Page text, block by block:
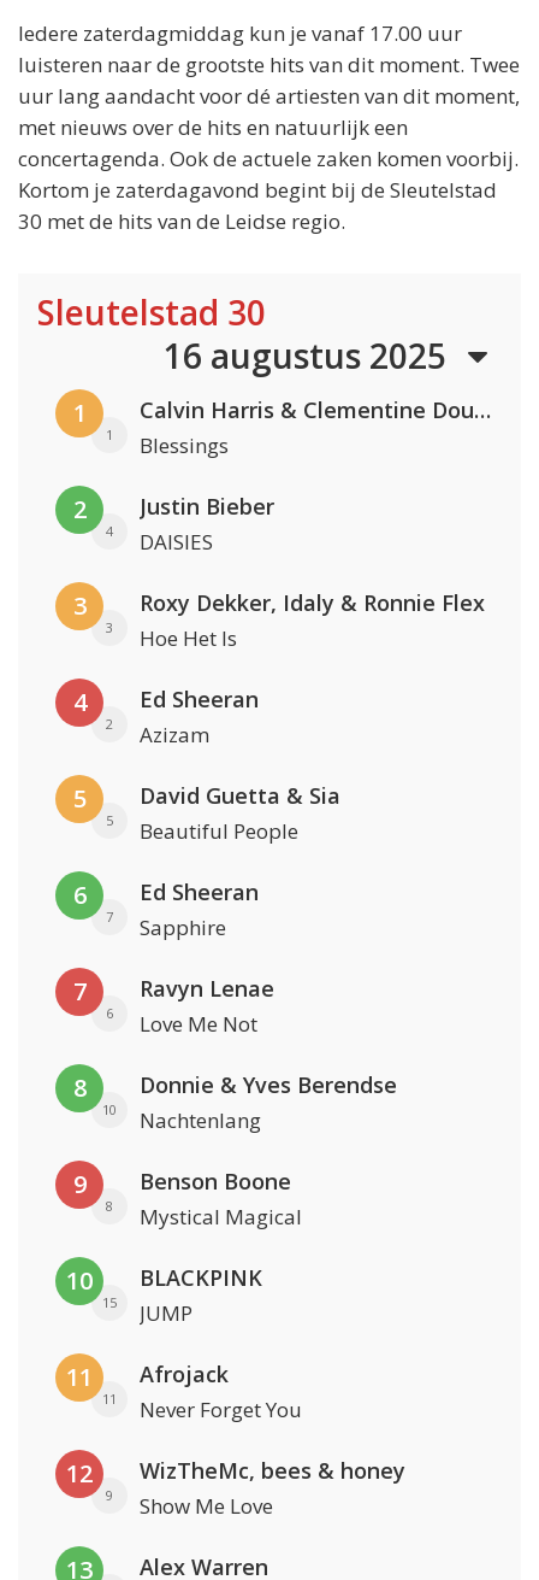
Iedere zaterdagmiddag kun je vanaf 17.00 uur
luisteren naar de grootste hits van dit moment. Twee
uur lang aandacht voor dé artiesten van dit moment,
met nieuws over de hits en natuurlijk een
concertagenda. Ook de actuele zaken komen voorbij.
Kortom je zaterdagavond begint bij de Sleutelstad
30 met de hits van de Leidse regio.
Sleutelstad 30
16 augustus 2025
1
1
Calvin Harris & Clementine Douglas
Blessings
2
4
Justin Bieber
DAISIES
3
3
Roxy Dekker, Idaly & Ronnie Flex
Hoe Het Is
4
2
Ed Sheeran
Azizam
5
5
David Guetta & Sia
Beautiful People
6
7
Ed Sheeran
Sapphire
7
6
Ravyn Lenae
Love Me Not
8
10
Donnie & Yves Berendse
Nachtenlang
9
8
Benson Boone
Mystical Magical
10
15
BLACKPINK
JUMP
11
11
Afrojack
Never Forget You
12
9
WizTheMc, bees & honey
Show Me Love
13 Alex Warren